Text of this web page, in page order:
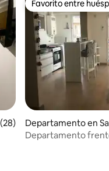
promedio: 5 de 5.
Favorito entre
Favorito entre
Departamento en
del Estero
Departamento